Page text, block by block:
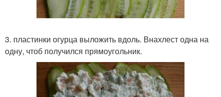
3. пластинки огурца выложить вдоль. Внахлест одна на
одну, чтоб получился прямоугольник.